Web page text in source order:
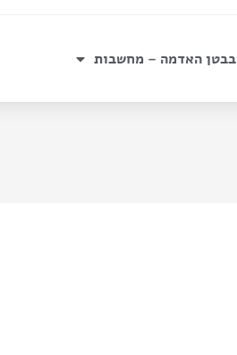
בבטן האדמה – מחשבות